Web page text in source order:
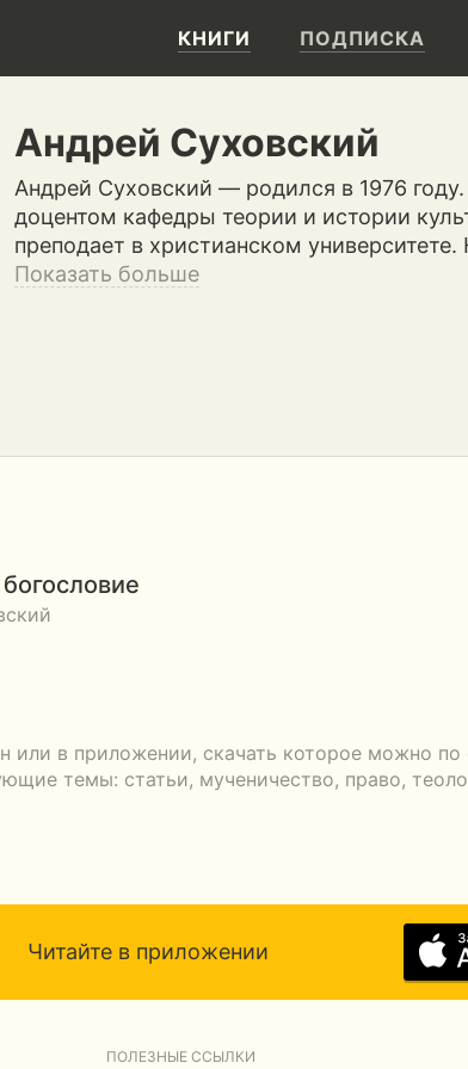
КНИГИ ПОДПИСКА
Андрей Суховский
Андрей Суховский — родился в 1976
доцентом кафедры теории и истории
преподает в христианском
Показать больше
или в приложении, скачать которое можно
темы: статьи, мученичество, право,
Читайте в приложении
ПОЛЕЗНЫЕ ССЫЛКИ